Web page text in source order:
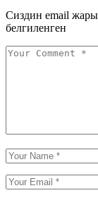
Сиздин email
белгиленген